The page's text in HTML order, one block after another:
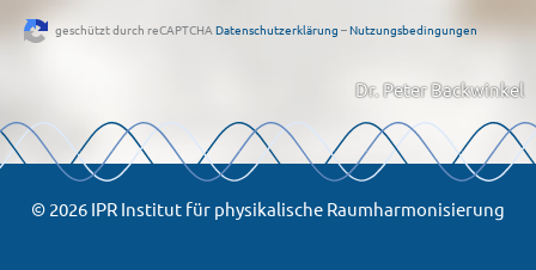
geschützt durch reCAPTCHA Datenschutzerklärung –Nutzungsbedingungen
Dr. Peter Backwinkel
© 2026 IPR Institut für physikalische Raumharmonisierung